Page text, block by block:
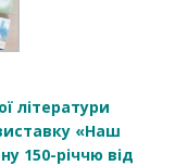
літератури
«Наш
150-річчю від